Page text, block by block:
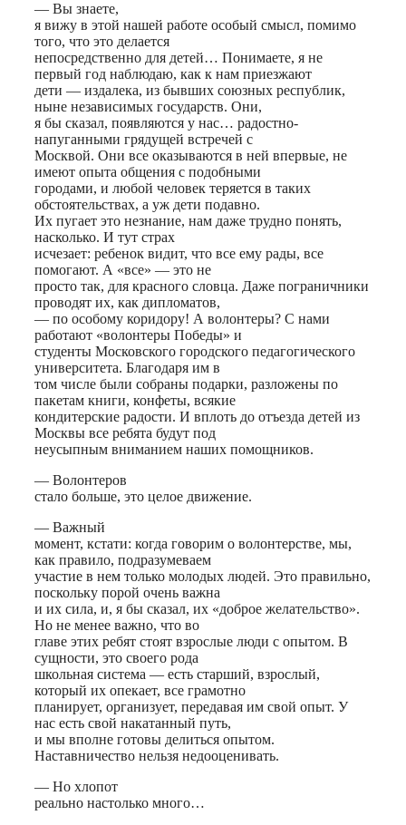
— Вы знаете,
я вижу в этой нашей работе особый смысл, помимо
того, что это делается
непосредственно для детей… Понимаете, я не
первый год наблюдаю, как к нам приезжают
дети — издалека, из бывших союзных республик,
ныне независимых государств. Они,
я бы сказал, появляются у нас… радостно-
напуганными грядущей встречей с
Москвой. Они все оказываются в ней впервые, не
имеют опыта общения с подобными
городами, и любой человек теряется в таких
обстоятельствах, а уж дети подавно.
Их пугает это незнание, нам даже трудно понять,
насколько. И тут страх
исчезает: ребенок видит, что все ему рады, все
помогают. А «все» — это не
просто так, для красного словца. Даже пограничники
проводят их, как дипломатов,
— по особому коридору! А волонтеры? С нами
работают «волонтеры Победы» и
студенты Московского городского педагогического
университета. Благодаря им в
том числе были собраны подарки, разложены по
пакетам книги, конфеты, всякие
кондитерские радости. И вплоть до отъезда детей из
Москвы все ребята будут под
неусыпным вниманием наших помощников.
— Волонтеров
стало больше, это целое движение.
— Важный
момент, кстати: когда говорим о волонтерстве, мы,
как правило, подразумеваем
участие в нем только молодых людей. Это правильно,
поскольку порой очень важна
и их сила, и, я бы сказал, их «доброе желательство».
Но не менее важно, что во
главе этих ребят стоят взрослые люди с опытом. В
сущности, это своего рода
школьная система — есть старший, взрослый,
который их опекает, все грамотно
планирует, организует, передавая им свой опыт. У
нас есть свой накатанный путь,
и мы вполне готовы делиться опытом.
Наставничество нельзя недооценивать.
— Но хлопот
реально настолько много…